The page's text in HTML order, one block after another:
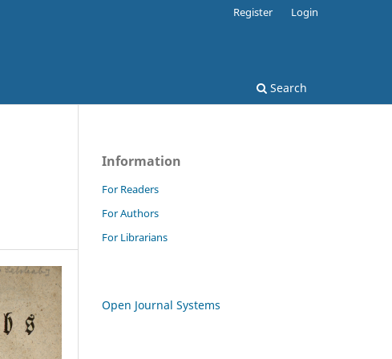
Search
Register Login
Information
For Readers
For Authors
For Librarians
Open Journal Systems